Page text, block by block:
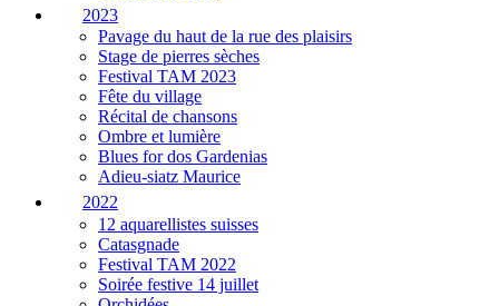
2023
Pavage du haut de la rue des plaisirs
Stage de pierres sèches
Festival TAM 2023
Fête du village
Récital de chansons
Ombre et lumière
Blues for dos Gardenias
Adieu-siatz Maurice
2022
12 aquarellistes suisses
Catasgnade
Festival TAM 2022
Soirée festive 14 juillet